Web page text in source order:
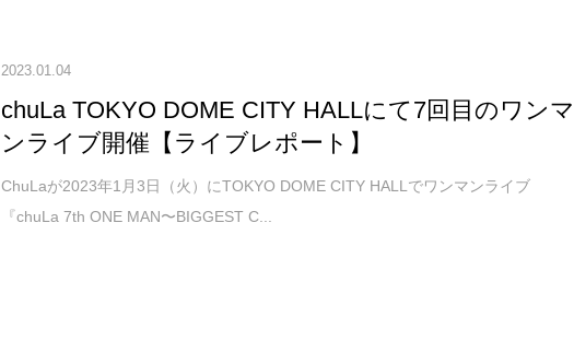
2023.01.04
chuLa TOKYO DOME CITY HALLにて7回目のワンマ
ンライブ開催【ライブレポート】
ChuLaが2023年1月3日（火）にTOKYO DOME CITY HALLでワンマンライブ
『chuLa 7th ONE MAN〜BIGGEST C...